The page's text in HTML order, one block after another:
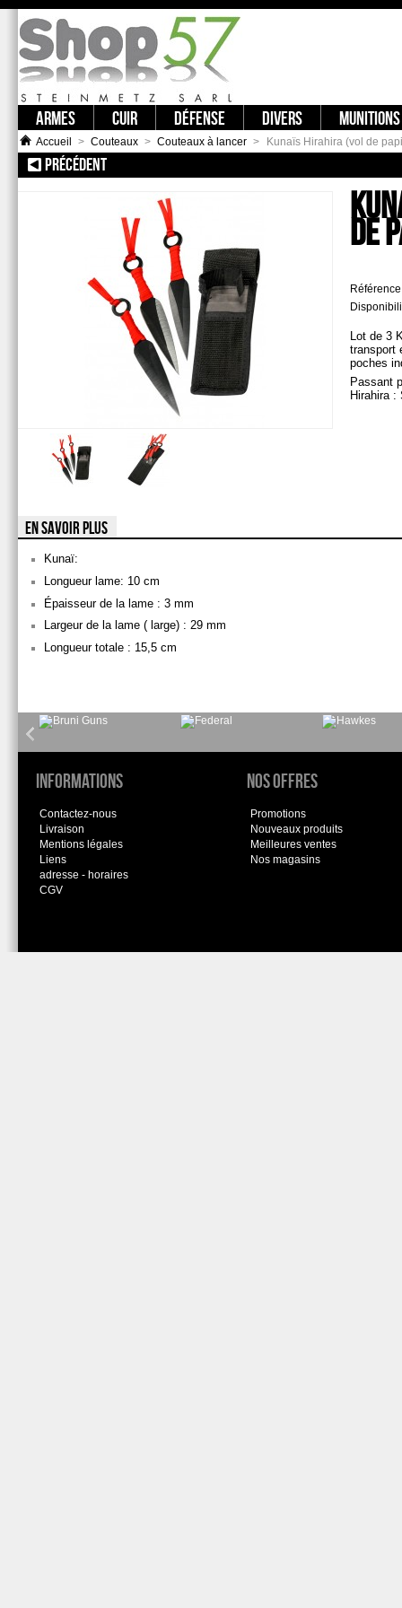
ARMES CUIR DÉFENSE DIVERS MUNITIONS
Accueil > Couteaux > Couteaux à lancer > Kunaïs Hirahira (vol de
PRÉCÉDENT:: 3 POINTES DE JET KAKI
DE
Lot de 3
transport
poches
Passant
Hirahira :
EN SAVOIR PLUS
Kunaï:
Longueur lame: 10 cm
Épaisseur de la lame : 3 mm
Largeur de la lame ( large) : 29 mm
Longueur totale : 15,5 cm
Informations
Contactez-nous
Livraison
Mentions légales
Liens
adresse - horaires
CGV
Nos offres
Promotions
Nouveaux produits
Meilleures ventes
Nos magasins